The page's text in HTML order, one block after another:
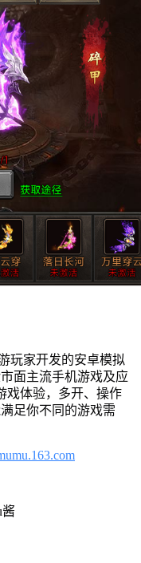
玩家开发的安卓模拟
面主流手机游戏及应
戏体验，多开、操作
足你不同的游戏需